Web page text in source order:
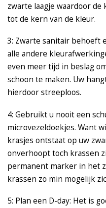
zwarte laagje waardoor
tot de kern van de kleur.
3: Zwarte sanitair behoeft
alle andere
even meer tijd in beslag
schoon te maken. Uw
hierdoor streeploos.
4: Gebruikt u nooit een
microvezeldoekjes. Want
krasjes ontstaat op uw
onverhoopt toch krassen
permanent marker in het
krassen zo min mogelijk
5: Plan een D-day: Het is